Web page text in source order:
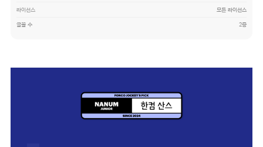
라이선스 모든 라이선스
글꼴 수 2종